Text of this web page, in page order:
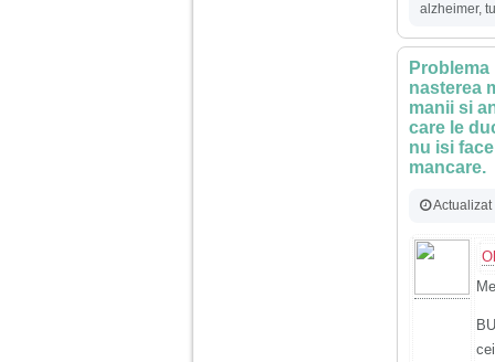
alzheimer,
nasterea
manii si
care le
nu isi
mancare.